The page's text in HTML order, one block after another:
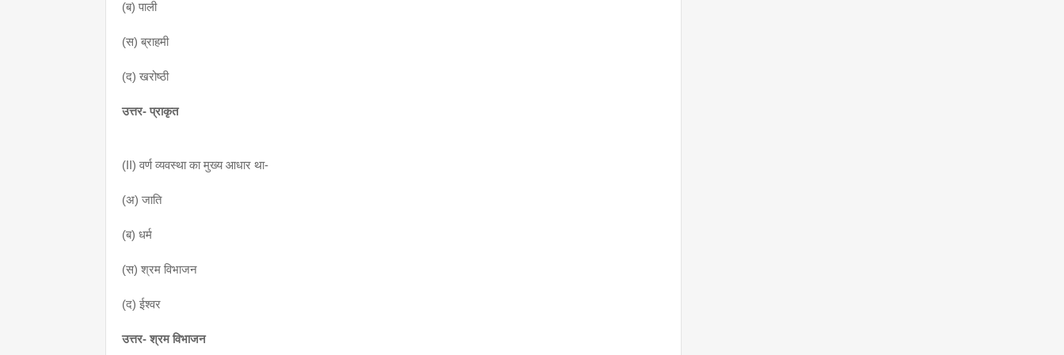
(ब) पाली
(स) ब्राहमी
(द) खरोष्ठी
उत्तर- प्राकृत
(II) वर्ण व्यवस्था का मुख्य आधार था-
(अ) जाति
(ब) धर्म
(स) श्रम विभाजन
(द) ईश्वर
उत्तर- श्रम विभाजन